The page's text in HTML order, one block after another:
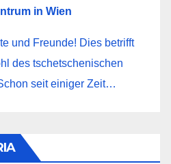
in Wien
und Freunde! Dies betrifft
des tschetschenischen
seit einiger Zeit…